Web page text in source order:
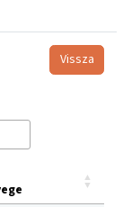
Vissza